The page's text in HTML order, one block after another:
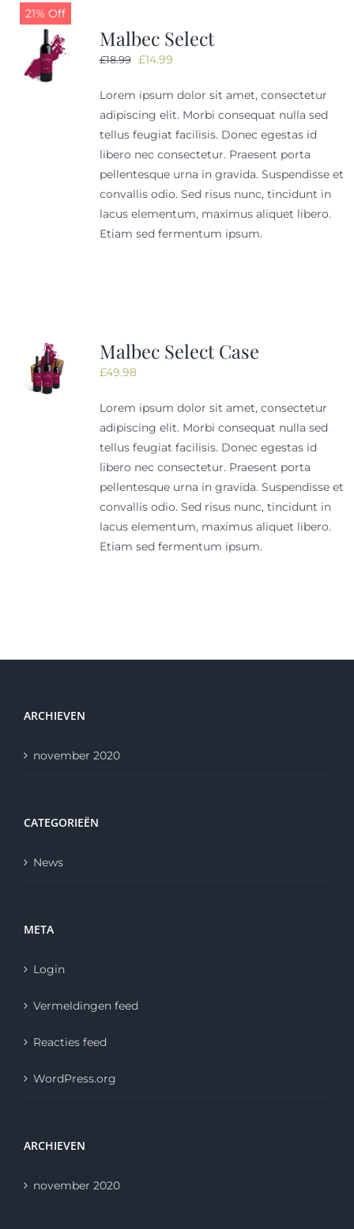
Tastings
21% Off
Malbec Select
£18.99 Oorspronkelijke
was:
£18.99.
£14.99Huidige
is:
£14.99.
Lorem ipsum dolor sit amet, consectetur
adipiscing elit. Morbi consequat nulla sed
tellus feugiat facilisis. Donec egestas id
libero nec consectetur. Praesent porta
pellentesque urna in gravida. Suspendisse et
convallis odio. Sed risus nunc, tincidunt in
lacus elementum, maximus aliquet libero.
Etiam sed fermentum ipsum.
Malbec Select Case
£49.98
Lorem ipsum dolor sit amet, consectetur
adipiscing elit. Morbi consequat nulla sed
tellus feugiat facilisis. Donec egestas id
libero nec consectetur. Praesent porta
pellentesque urna in gravida. Suspendisse et
convallis odio. Sed risus nunc, tincidunt in
lacus elementum, maximus aliquet libero.
Etiam sed fermentum ipsum.
ARCHIEVEN
november 2020
CATEGORIEËN
News
META
Login
Vermeldingen feed
Reacties feed
WordPress.org
ARCHIEVEN
november 2020